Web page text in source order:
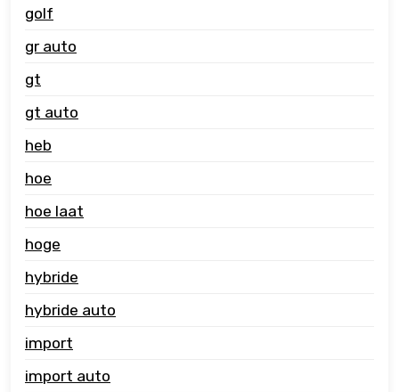
golf
gr auto
gt
gt auto
heb
hoe
hoe laat
hoge
hybride
hybride auto
import
import auto